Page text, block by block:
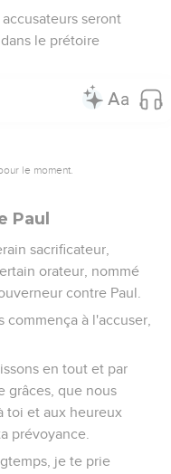
seront
le prétoire
le moment.
Paul
sacrificateur,
orateur, nommé
contre Paul.
à l'accuser,
en tout et par
grâces, que nous
toi et aux heureux
prévoyance.
je te prie